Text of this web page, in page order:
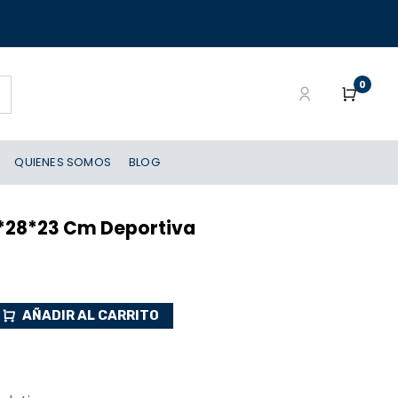
0
QUIENES SOMOS BLOG
Cm Deportiva
AÑADIR AL CARRITO